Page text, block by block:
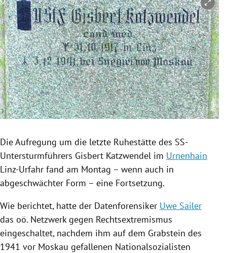
Untermenü
Untermenü
Untermenü
Untermenü
Untermenü
Untermenü
Copyright-Hinweis öffnen/schließen
Die Aufregung um die letzte Ruhestätte des SS-
Untersturmführers Gisbert Katzwendel im Urnenhain
Linz-Urfahr fand am Montag – wenn auch in
abgeschwächter Form – eine Fortsetzung.
Wie berichtet, hatte der Datenforensiker Uwe Sailer
das oö. Netzwerk gegen Rechtsextremismus
eingeschaltet, nachdem ihm auf dem Grabstein des
1941 vor Moskau gefallenen Nationalsozialisten